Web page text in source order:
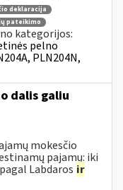
deklaracija
pateikimo
kategorijos:
pelno
PLN204N,
dalis galiu
mokesčio
pajamų: iki
Labdaros ir